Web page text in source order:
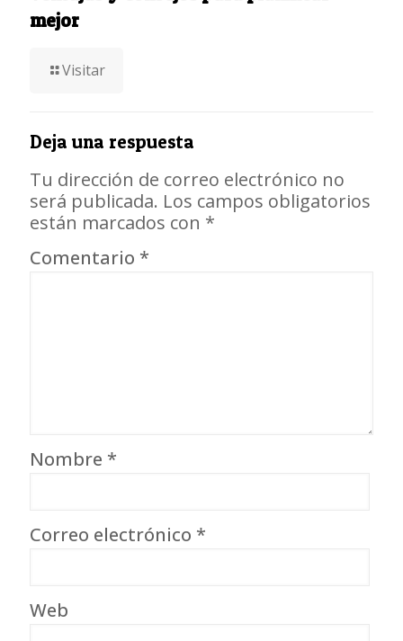
mejor
Visitar
Deja una respuesta
Tu dirección de correo electrónico no
será publicada. Los campos obligatorios
están marcados con *
Comentario *
Nombre *
Correo electrónico *
Web